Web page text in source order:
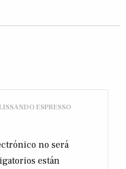
ESPRESSO
no será
están